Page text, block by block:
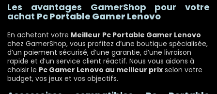
Les avantages GamerShop pour votre
achat Pc Portable Gamer Lenovo
En achetant votre Meilleur Pc Portable Gamer Lenovo
chez GamerShop, vous profitez d’une boutique spécialisée,
d’un paiement sécurisé, d’une garantie, d’une livraison
rapide et d’un service client réactif. Nous vous aidons à
choisir le Pc Gamer Lenovo au meilleur prix selon votre
budget, vos jeux et vos objectifs.